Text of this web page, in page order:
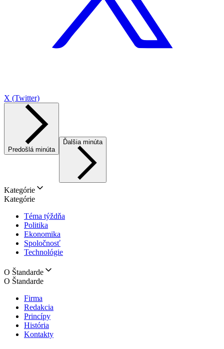
X (Twitter)
Predošlá minúta
Ďalšia minúta
Kategórie
Kategórie
Téma týždňa
Politika
Ekonomika
Spoločnosť
Technológie
O Štandarde
O Štandarde
Firma
Redakcia
Princípy
História
Kontakty